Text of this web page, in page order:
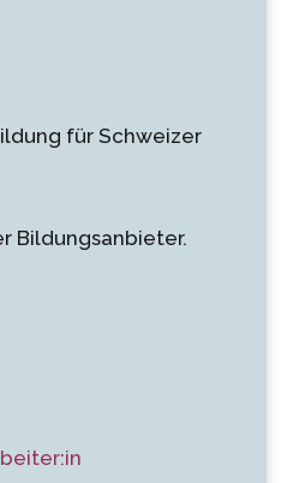
für Schweizer
Bildungsanbieter.